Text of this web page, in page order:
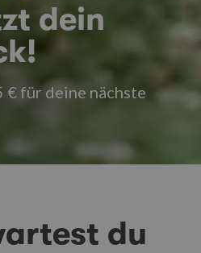
dein
€ für deine nächste
du